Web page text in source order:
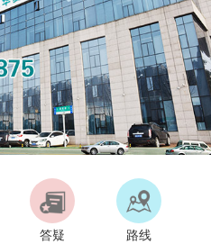
答疑 路线